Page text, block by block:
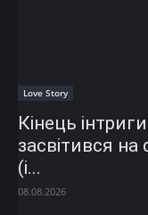
Love Story
Кінець
засвітився
(і...
08.08.2026